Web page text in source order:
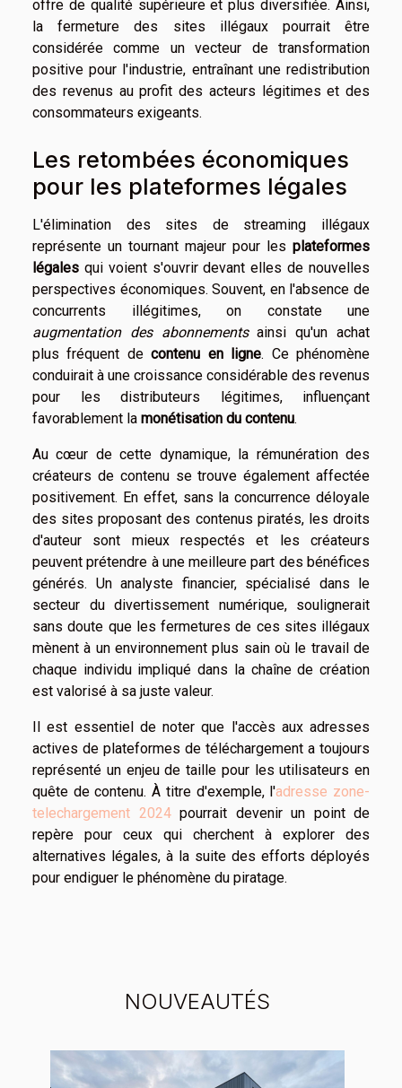
offre de qualité supérieure et plus diversifiée. Ainsi,
la fermeture des sites illégaux pourrait être
considérée comme un vecteur de transformation
positive pour l'industrie, entraînant une redistribution
des revenus au profit des acteurs légitimes et des
consommateurs exigeants.
Les retombées économiques
pour les plateformes légales
L'élimination des sites de streaming illégaux
représente un tournant majeur pour les plateformes
légales qui voient s'ouvrir devant elles de nouvelles
perspectives économiques. Souvent, en l'absence de
concurrents illégitimes, on constate une
augmentation des abonnementsainsi qu'un achat
plus fréquent decontenu en ligne. Ce phénomène
conduirait à une croissance considérable des revenus
pour les distributeurs légitimes, influençant
favorablement la monétisation du contenu.
Au cœur de cette dynamique, la rémunération des
créateurs de contenu se trouve également affectée
positivement. En effet, sans la concurrence déloyale
des sites proposant des contenus piratés, les droits
d'auteur sont mieux respectés et les créateurs
peuvent prétendre à une meilleure part des bénéfices
générés. Un analyste financier, spécialisé dans le
secteur du divertissement numérique, soulignerait
sans doute que les fermetures de ces sites illégaux
mènent à un environnement plus sain où le travail de
chaque individu impliqué dans la chaîne de création
est valorisé à sa juste valeur.
Il est essentiel de noter que l'accès aux adresses
actives de plateformes de téléchargement a toujours
représenté un enjeu de taille pour les utilisateurs en
quête de contenu. À titre d'exemple, l'adresse zone-
telechargement 2024pourrait devenir un point de
repère pour ceux qui cherchent à explorer des
alternatives légales, à la suite des efforts déployés
pour endiguer le phénomène du piratage.
NOUVEAUTÉS